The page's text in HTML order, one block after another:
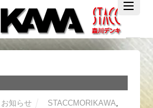
お知らせ STACCMORIKAWA